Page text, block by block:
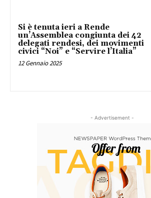
Si è tenuta ieri a Rende
un’Assemblea congiunta dei 42
delegati rendesi, dei movimenti
civici “Noi” e “Servire l’Italia”
12 Gennaio 2025
- Advertisement -